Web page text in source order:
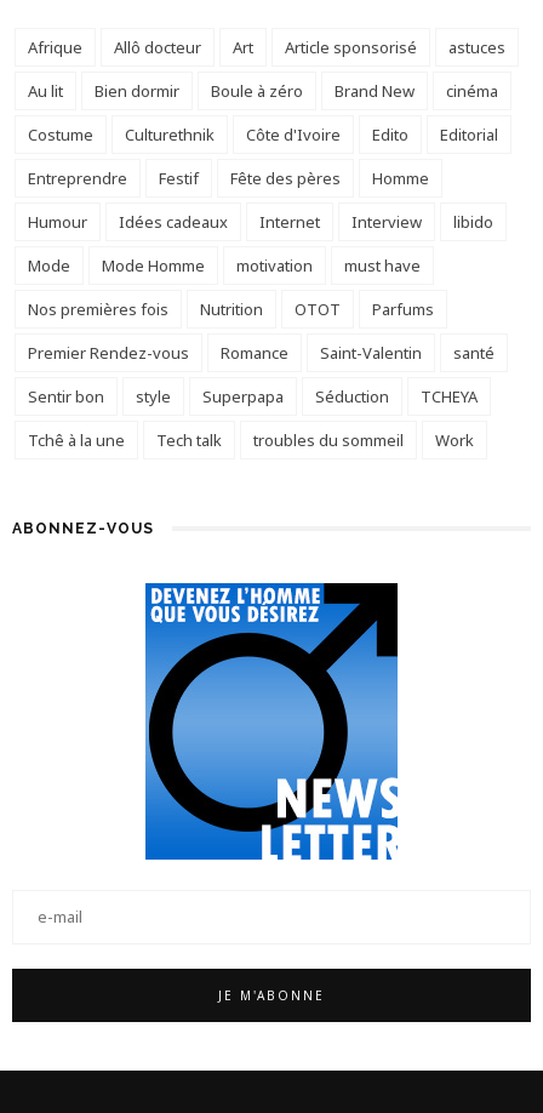
Afrique Allô docteur Art Article sponsorisé
astuces
Au lit
Bien dormir Boule à zéro Brand New
cinéma
Costume
Culturethnik Côte d'Ivoire Edito
Editorial
Entreprendre
Festif Fête des pères
Homme
Humour
Idées cadeaux Internet Interview
libido
Mode
Mode Homme motivation
must have
Nos premières fois
Nutrition OTOT
Parfums
Premier Rendez-vous
Romance Saint-Valentin
santé
Sentir bon
style Superpapa Séduction
TCHEYA
Tchê à la une
Tech talk troubles du sommeil Work
ABONNEZ-VOUS